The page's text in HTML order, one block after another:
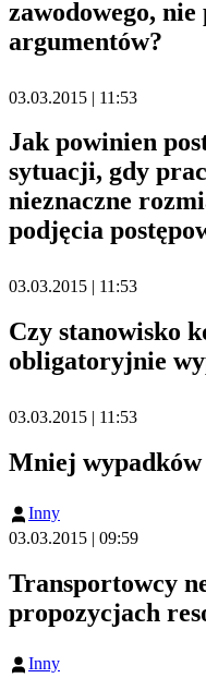
zawodowego,
argumentów?
03.03.2015 | 11:53
Jak powinien
sytuacji, gdy
nieznaczne
podjęcia
03.03.2015 | 11:53
Czy stanowisko
obligatoryjnie
03.03.2015 | 11:53
Mniej wypadków
Inny
03.03.2015 | 09:59
Transportowcy
propozycjach
Inny